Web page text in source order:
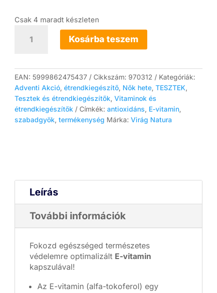
Csak 4 maradt készleten
vitamin
db)
mennyiség
Kosárba teszem
EAN: 5999862475437 Cikkszám: 970312
Kategóriák:
Adventi Akció, étrendkiegészítő, Nők hete, TESZTEK,
Tesztek és étrendkiegészítők, Vitaminok és
étrendkiegészítők
Címkék: antioxidáns, E-vitamin,
szabadgyök, termékenység Márka: Virág Natura
Leírás
További információk
Fokozd egészséged természetes
védelemre optimalizált E-vitamin
kapszulával!
Az E-vitamin (alfa-tokoferol) egy